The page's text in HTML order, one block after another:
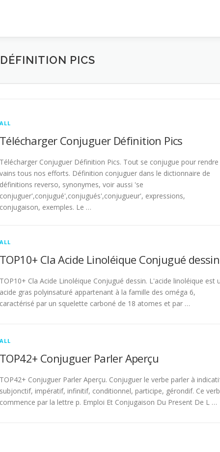
PICS
ALL
Télécharger Conjuguer Définition Pics
Télécharger Conjuguer Définition Pics. Tout se conjugue pour rendre
vains tous nos efforts. Définition conjuguer dans le dictionnaire de
définitions reverso, synonymes, voir aussi 'se
conjuguer',conjugué',conjugués',conjugueur', expressions,
conjugaison, exemples. Le …
ALL
TOP10+ Cla Acide Linoléique Conjugué dessin
TOP10+ Cla Acide Linoléique Conjugué dessin. L'acide linoléique est
acide gras polyinsaturé appartenant à la famille des oméga 6,
caractérisé par un squelette carboné de 18 atomes et par …
ALL
TOP42+ Conjuguer Parler Aperçu
TOP42+ Conjuguer Parler Aperçu. Conjuguer le verbe parler à
subjonctif, impératif, infinitif, conditionnel, participe, gérondif. Ce
commence par la lettre p. Emploi Et Conjugaison Du Present De L …